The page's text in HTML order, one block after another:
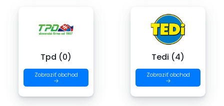
Tpd (0)
Zobraziť obchod
→
Tedi (4)
Zobraziť obchod
→